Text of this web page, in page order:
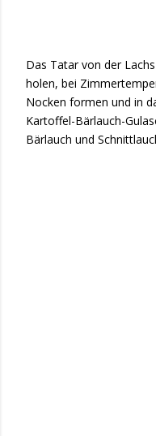
Das Tatar von der
holen, bei
Nocken formen und in
Kartoffel-Bärlauch-
Bärlauch und